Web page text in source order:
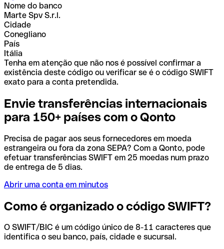
Nome do banco
Marte Spv S.r.l.
Cidade
Conegliano
País
Itália
Tenha em atenção que não nos é possível confirmar a
existência deste código ou verificar se é o código SWIFT
exato para a conta pretendida.
Envie transferências internacionais
para 150+ países com o Qonto
Precisa de pagar aos seus fornecedores em moeda
estrangeira ou fora da zona SEPA? Com a Qonto, pode
efetuar transferências SWIFT em 25 moedas num prazo
de entrega de 5 dias.
Abrir uma conta em minutos
Como é organizado o código SWIFT?
O SWIFT/BIC é um código único de 8-11 caracteres que
identifica o seu banco, país, cidade e sucursal.